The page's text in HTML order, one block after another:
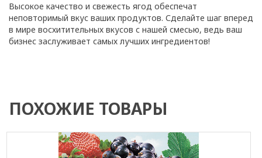
Высокое качество и свежесть ягод обеспечат
неповторимый вкус ваших продуктов. Сделайте шаг вперед
в мире восхитительных вкусов с нашей смесью, ведь ваш
бизнес заслуживает самых лучших ингредиентов!
ПОХОЖИЕ ТОВАРЫ